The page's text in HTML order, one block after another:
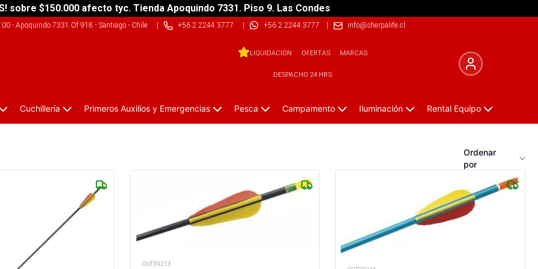
sobre $150.000 afecto tyc. Tienda Apoquindo 7331. Piso 9. Las Condes
- Apoquindo 7331 Of 918 - Santiago - Chile| +56 2 2244 3777 | +56 2 2244 3777 | info@sherpalife.cl
LIQUIDACIÓN OFERTAS MARCAS
DESPACHO 24 HRS
Cuchillería Primeros Auxilios y Emergencias Pesca Campamento Iluminación Rental Equipo
Ordenar
por
OUT39213